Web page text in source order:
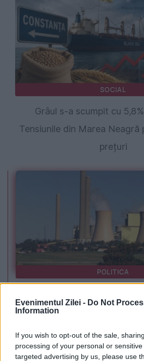
Evenimentul Zilei - Do Not
Information
If you wish to opt-out of the sale,
processing of your personal or
targeted advertising by us, please use
SOCIAL
Grâul s-a scumpit cu
Tensiunile din Marea Neagră
prețuri
POLITICA
PSD cere activarea
de urgență pentru
adresa lui